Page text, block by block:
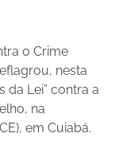
o Crime
nesta
da Lei” contra a
na
em Cuiabá.